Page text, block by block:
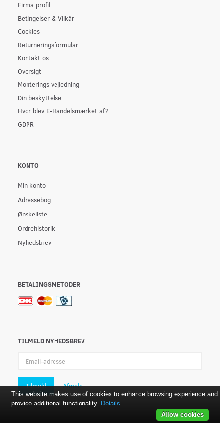
Firma profil
Betingelser & Vilkår
Cookies
Returneringsformular
Kontakt os
Oversigt
Monterings vejledning
Din beskyttelse
Hvor blev E-Handelsmærket af?
GDPR
KONTO
Min konto
Adressebog
Ønskeliste
Ordrehistorik
Nyhedsbrev
BETALINGSMETODER
TILMELD NYHEDSBREV
adresse
Tilmeld Afmeld
This website makes use of cookies to enhance browsing experience and
provide additional functionality. Details
Allow cookies